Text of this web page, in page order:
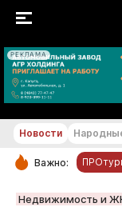
РЕКЛАМА
РУБРИКИ
Новости
Важно:
Недвижимость и